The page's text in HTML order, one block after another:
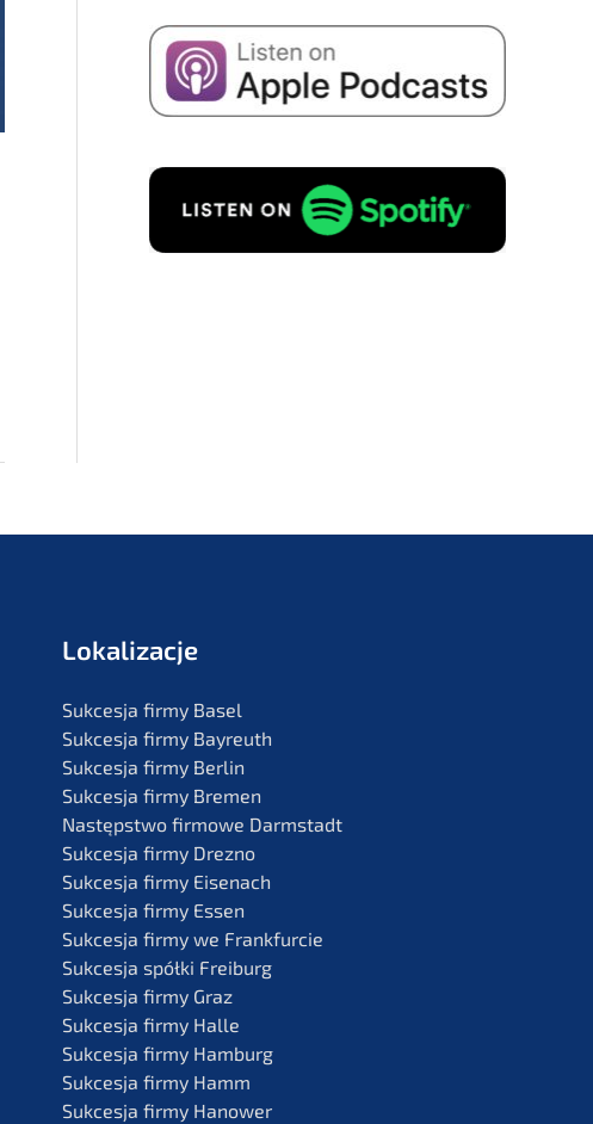
Lokali­zac­je
Sukces­ja firmy Basel
Sukces­ja firmy Bayreuth
Sukces­ja firmy Berlin
Sukces­ja firmy Bremen
Następst­wo firmo­we Darmstadt
Sukces­ja firmy Drezno
Sukces­ja firmy Eisenach
Sukces­ja firmy Essen
Sukces­ja firmy we Frankfurcie
Sukces­ja spółki Freiburg
Sukces­ja firmy Graz
Sukces­ja firmy Halle
Sukces­ja firmy Hamburg
Sukces­ja firmy Hamm
Sukces­ja firmy Hanower